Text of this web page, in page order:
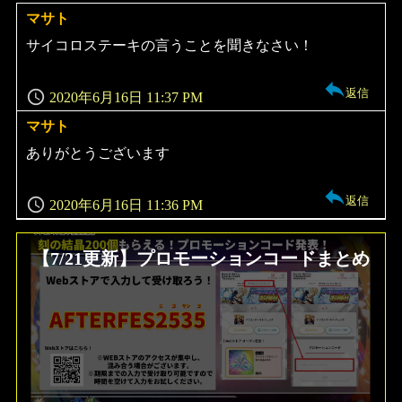
マサト
よ
り:
2020年6月16日 11:37 PM
サイコロステーキの言うことを聞きなさい！
返信
マサト
よ
り:
2020年6月16日 11:36 PM
ありがとうございます
返信
【7/21更新】プロモーションコードまとめ